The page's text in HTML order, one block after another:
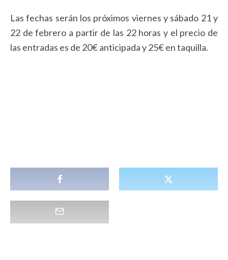
Las fechas serán los próximos viernes y sábado 21 y
22 de febrero a partir de las 22 horas y el precio de
las entradas es de 20€ anticipada y 25€ en taquilla.